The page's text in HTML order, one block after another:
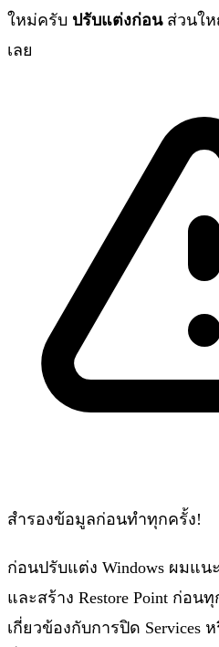
ใหม่ครับ ปรับแต่งก่อนส่วนให
เลย
สำรองข้อมูลก่อนทำทุกครั้ง!
ก่อนปรับแต่ง Windows ผมแ
และสร้าง Restore Point ก่อน
เกี่ยวข้องกับการปิด Services